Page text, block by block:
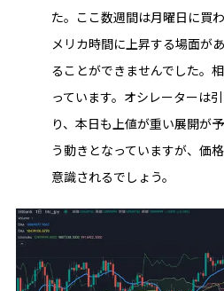
た。ここ数週間は月曜日に買
メリカ時間に上昇する場面が
ることができませんでした。
っています。オシレーターは
り、本日も上値が重い展開が
う動きとなっていますが、価
意識されるでしょう。